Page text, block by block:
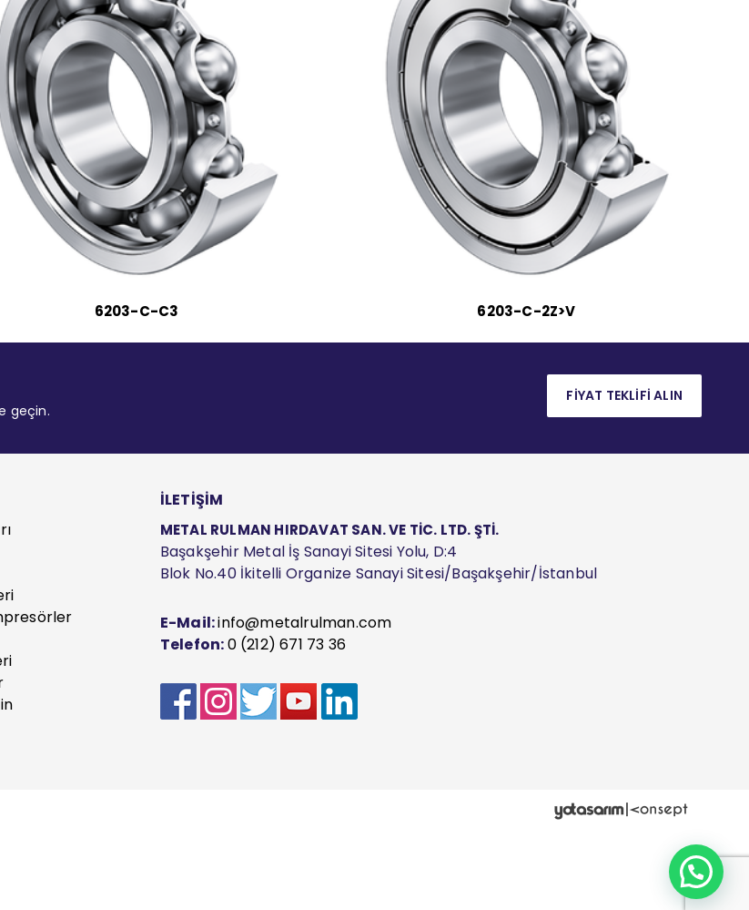
6203-C-C3 6203-C-2Z>V
geçin.
FİYAT TEKLİFİ ALIN
İLETİŞİM
METAL RULMAN HIRDAVAT SAN. VE TİC. LTD. ŞTİ.
Başakşehir Metal İş Sanayi Sitesi Yolu, D:4
Blok No.40 İkitelli Organize Sanayi Sitesi/Başakşehir/İstanbul
E-Mail:info@metalrulman.com
Telefon:0 (212) 671 73 36